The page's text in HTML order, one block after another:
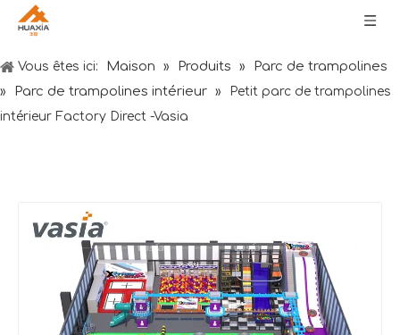
Vous êtes ici: Maison » Produits » Parc de trampolines
» Parc de trampolines intérieur »
Petit parc de trampolines
intérieur Factory Direct -Vasia